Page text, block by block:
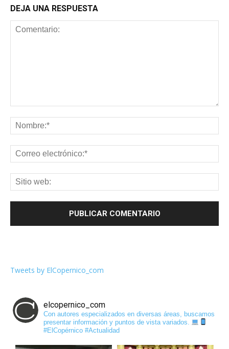
DEJA UNA RESPUESTA
Tweets by ElCopernico_com
elcopernico_com
Con autores especializados en diversas áreas, buscamos
presentar información y puntos de vista variados.
#ElCopérnico #Actualidad